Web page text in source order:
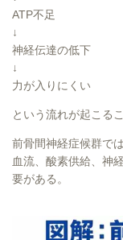
ATP不足
↓
神経伝達の低下
↓
力が入りにくい
という流れが起こる
前骨間神経症候群で
血流、酸素供給、神
要がある。